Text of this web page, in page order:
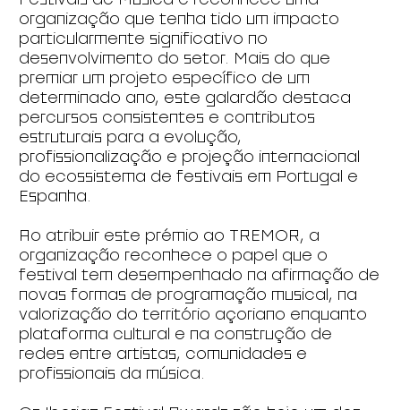
organização que tenha tido um impacto
particularmente significativo no
desenvolvimento do setor. Mais do que
premiar um projeto específico de um
determinado ano, este galardão destaca
percursos consistentes e contributos
estruturais para a evolução,
profissionalização e projeção internacional
do ecossistema de festivais em Portugal e
Espanha.
Ao atribuir este prémio ao TREMOR, a
organização reconhece o papel que o
festival tem desempenhado na afirmação de
novas formas de programação musical, na
valorização do território açoriano enquanto
plataforma cultural e na construção de
redes entre artistas, comunidades e
profissionais da música.